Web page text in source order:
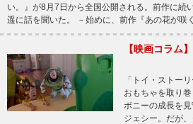
い。』が8月7日から全国公開される。前作に続
遥に話を聞いた。 －始めに、前作『あの花が咲
【映画コラム
「トイ・スト
おもちゃを取り
ボニーの成長を
ジェシー。だが